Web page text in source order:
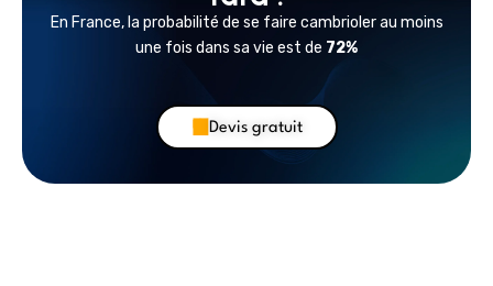
En France, la probabilité de se faire cambrioler au moins
une fois dans sa vie est de 72%
Devis gratuit